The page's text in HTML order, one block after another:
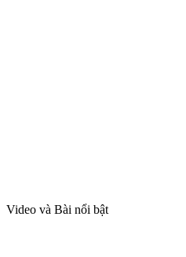
Video và Bài nổi bật